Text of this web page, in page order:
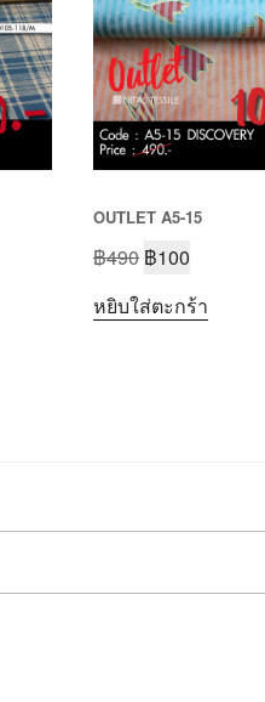
OUTLET A5-15
฿490 ฿100
หยิบใส่ตะกร้า